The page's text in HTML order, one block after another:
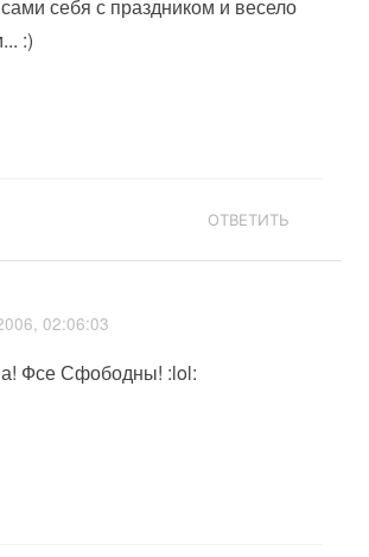
себя с праздником и весело
:)
ОТВЕТИТЬ
02:06:03
Фсе Сфободны! :lol: